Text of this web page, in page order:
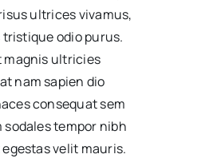
ultrices vivamus,
odio purus.
magnis ultricies
nam sapien dio
consequat sem
tempor nibh
velit mauris.